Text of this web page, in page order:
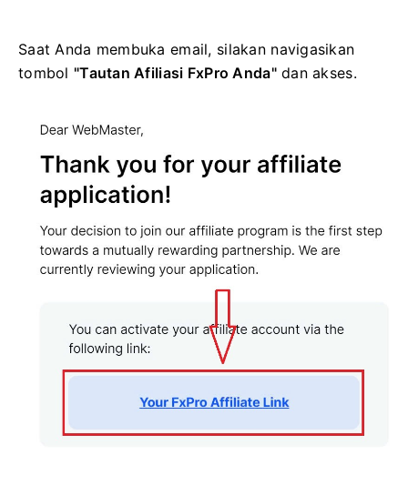
Saat Anda membuka email, silakan navigasikan
tombol "Tautan Afiliasi FxPro Anda"dan akses.